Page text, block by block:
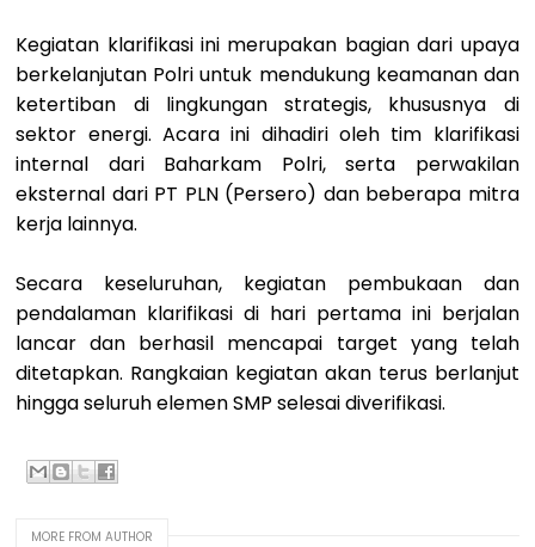
Kegiatan klarifikasi ini merupakan bagian dari upaya
berkelanjutan Polri untuk mendukung keamanan dan
ketertiban di lingkungan strategis, khususnya di
sektor energi. Acara ini dihadiri oleh tim klarifikasi
internal dari Baharkam Polri, serta perwakilan
eksternal dari PT PLN (Persero) dan beberapa mitra
kerja lainnya.
Secara keseluruhan, kegiatan pembukaan dan
pendalaman klarifikasi di hari pertama ini berjalan
lancar dan berhasil mencapai target yang telah
ditetapkan. Rangkaian kegiatan akan terus berlanjut
hingga seluruh elemen SMP selesai diverifikasi.
MORE FROM AUTHOR